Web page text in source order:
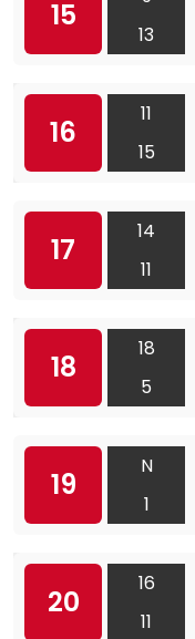
15
13
16
11
15
17
14
11
18
18
5
19
N
1
20
16
11